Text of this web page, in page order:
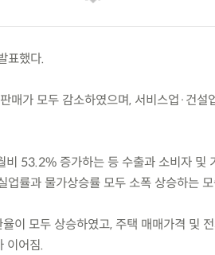
표했다.
매가 모두 감소하였으며, 서비스업·건설
53.2% 증가하는 등 수출과 소비자 및
률과 물가상승률 모두 소폭 상승하는 모
이 모두 상승하였고, 주택 매매가격 및
이어짐.